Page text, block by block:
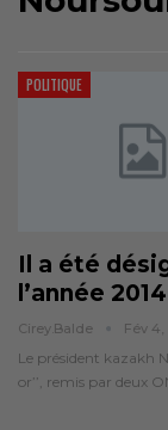
POLITIQUE
Il a été
l’année 2014
Cirey.balde Fév 4,
Le président kazakh
or’’, remis par deux